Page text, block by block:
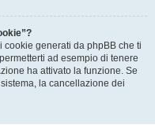
cookie generati da phpBB che ti
ad esempio di tenere
ha attivato la funzione. Se
la cancellazione dei